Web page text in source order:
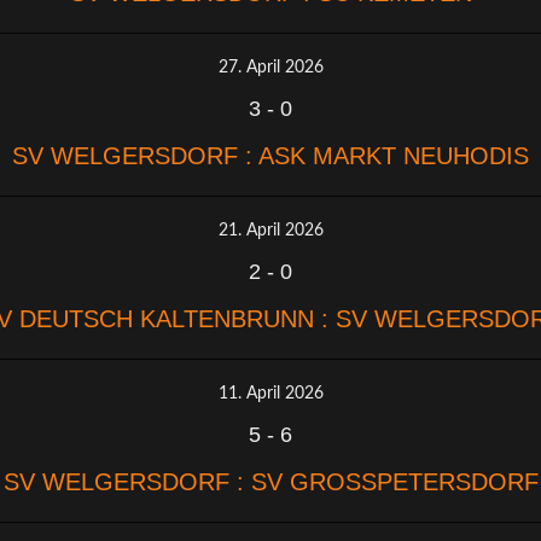
27. April 2026
3 - 0
SV WELGERSDORF : ASK MARKT NEUHODIS
21. April 2026
2 - 0
DEUTSCH KALTENBRUNN : SV
11. April 2026
5 - 6
SV WELGERSDORF : SV GROSSPETERSDORF